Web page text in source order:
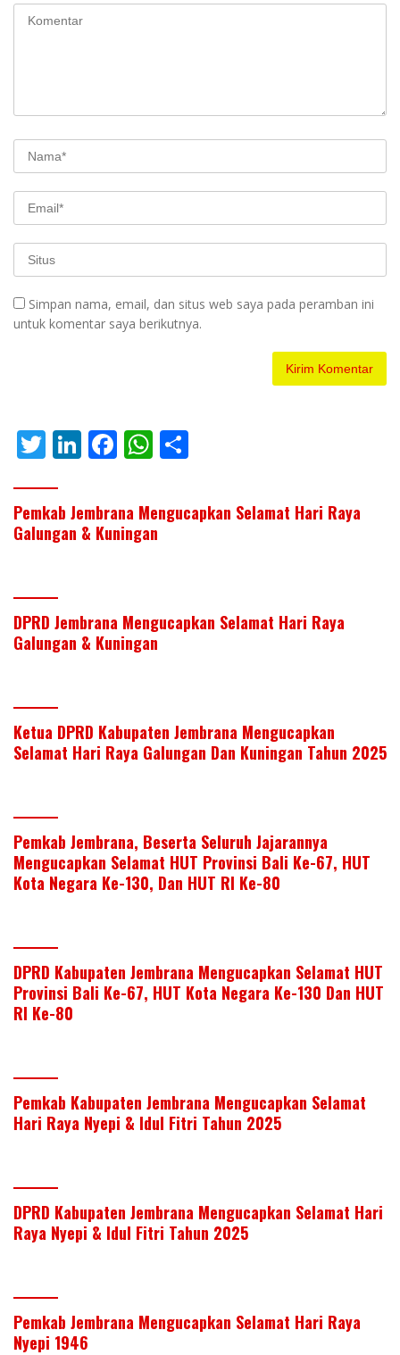
Simpan nama, email, dan situs web saya pada peramban ini
untuk komentar saya berikutnya.
T
itt
er
Li
k
e
F
e
b
k
W
at
s
p
ar
e
Pemkab Jembrana Mengucapkan Selamat Hari Raya
Galungan & Kuningan
DPRD Jembrana Mengucapkan Selamat Hari Raya
Galungan & Kuningan
Ketua DPRD Kabupaten Jembrana Mengucapkan
Selamat Hari Raya Galungan Dan Kuningan Tahun 2025
Pemkab Jembrana, Beserta Seluruh Jajarannya
Mengucapkan Selamat HUT Provinsi Bali Ke-67, HUT
Kota Negara Ke-130, Dan HUT RI Ke-80
DPRD Kabupaten Jembrana Mengucapkan Selamat HUT
Provinsi Bali Ke-67, HUT Kota Negara Ke-130 Dan HUT
RI Ke-80
Pemkab Kabupaten Jembrana Mengucapkan Selamat
Hari Raya Nyepi & Idul Fitri Tahun 2025
DPRD Kabupaten Jembrana Mengucapkan Selamat Hari
Raya Nyepi & Idul Fitri Tahun 2025
Pemkab Jembrana Mengucapkan Selamat Hari Raya
Nyepi 1946